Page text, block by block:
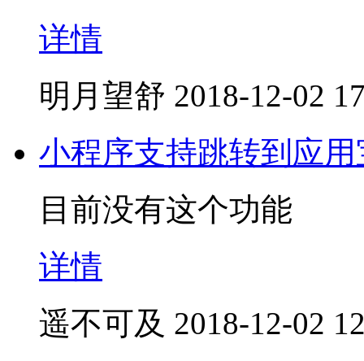
详情
明月望舒 2018-12-02
小程序支持跳转到应
目前没有这个功能
详情
遥不可及 2018-12-02